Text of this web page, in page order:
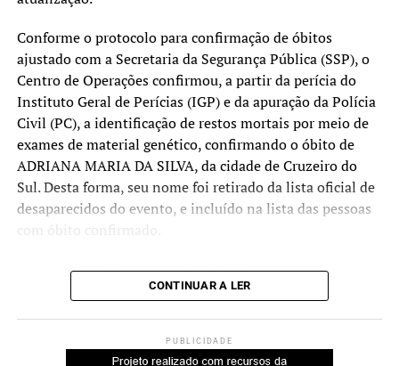
consultoria que dá
condições de retomada e
crescimento. E ainda temos
recursos para atender,
aproximadamente, 5 mil
microempreendedores, ou
seja, queremos que todos
que precisam tenham
oportunidade”, ressalta
Sossella.
Conforme o protocolo para confirmação de óbitos
ajustado com a Secretaria da Segurança Pública (SSP), o
Centro de Operações confirmou, a partir da perícia do
Instituto Geral de Perícias (IGP) e da apuração da Polícia
Civil (PC), a identificação de restos mortais por meio de
exames de material genético, confirmando o óbito de
ADRIANA MARIA DA SILVA, da cidade de Cruzeiro do
Sul. Desta forma, seu nome foi retirado da lista oficial de
desaparecidos do evento, e incluído na lista das pessoas
com óbito confirmado.
O nome de ADRIANO SANDAOWSKI, da cidade de
Canoas, foi retirado da lista de pessoas desaparecidas
naquele órgão no final do mês de julho, familiares
confirmaram que Adriano mudou-se para uma cidade em
CONTINUAR A LER
PUBLICIDADE